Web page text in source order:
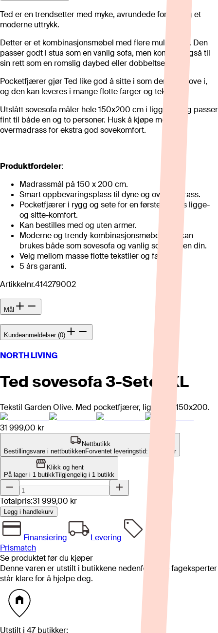
Ted er en trendsetter med myke, avrundede former og et
moderne uttrykk.
Detter er et kombinasjonsmøbel med flere muligheter. Den
passer godt i stua som en vanlig sofa, men kommer også til
sin rett som en romslig daybed eller dobbeltseng.
Pocketfjærer gjør Ted like god å sitte i som den er å sove i,
og den kan leveres i mange flotte farger og tekstiler.
Utslått sovesofa måler hele 150x200 cm i liggemål og passer
fint til både en og to personer. Husk å kjøpe med en
overmadrass for ekstra god sovekomfort.
Produktfordeler:
Madrassmål på 150 x 200 cm.
Smart oppbevaringsplass til dyne og overmadrass.
Pocketfjærer i rygg og sete for en førsteklasses ligge-
og sitte-komfort.
Kan bestilles med og uten armer.
Moderne og trendy-kombinasjonsmøbel som kan
brukes både som sovesofa og vanlig sofa i stuen din.
Velg mellom masse flotte tekstiler og farger.
5 års garanti.
Artikkelnr.414279002
Mål
Kundeanmeldelser (0)
NORTH LIVING
Ted sovesofa 3-Seter XL
Tekstil Garden Olive. Med pocketfjærer, liggemål 150x200.
31 999,00 kr
Nettbutikk
Bestillingsvare i nettbutikkenForventet leveringstid: 8-12 uker
Klikk og hent
På lager i 1 butikkTilgjengelig i 1 butikk
Totalpris:31 999,00 kr
Legg i handlekurv
Finansiering
Levering
Prismatch
Se produktet før du kjøper
Denne varen er utstilt i butikkene nedenfor. Våre fageksperter
står klare for å hjelpe deg.
Utstilt i 47butikker: